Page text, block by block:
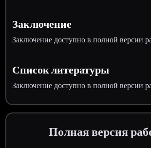
Заключение
Заключение доступно в полной версии
Список литературы
Заключение доступно в полной версии
Полная версия